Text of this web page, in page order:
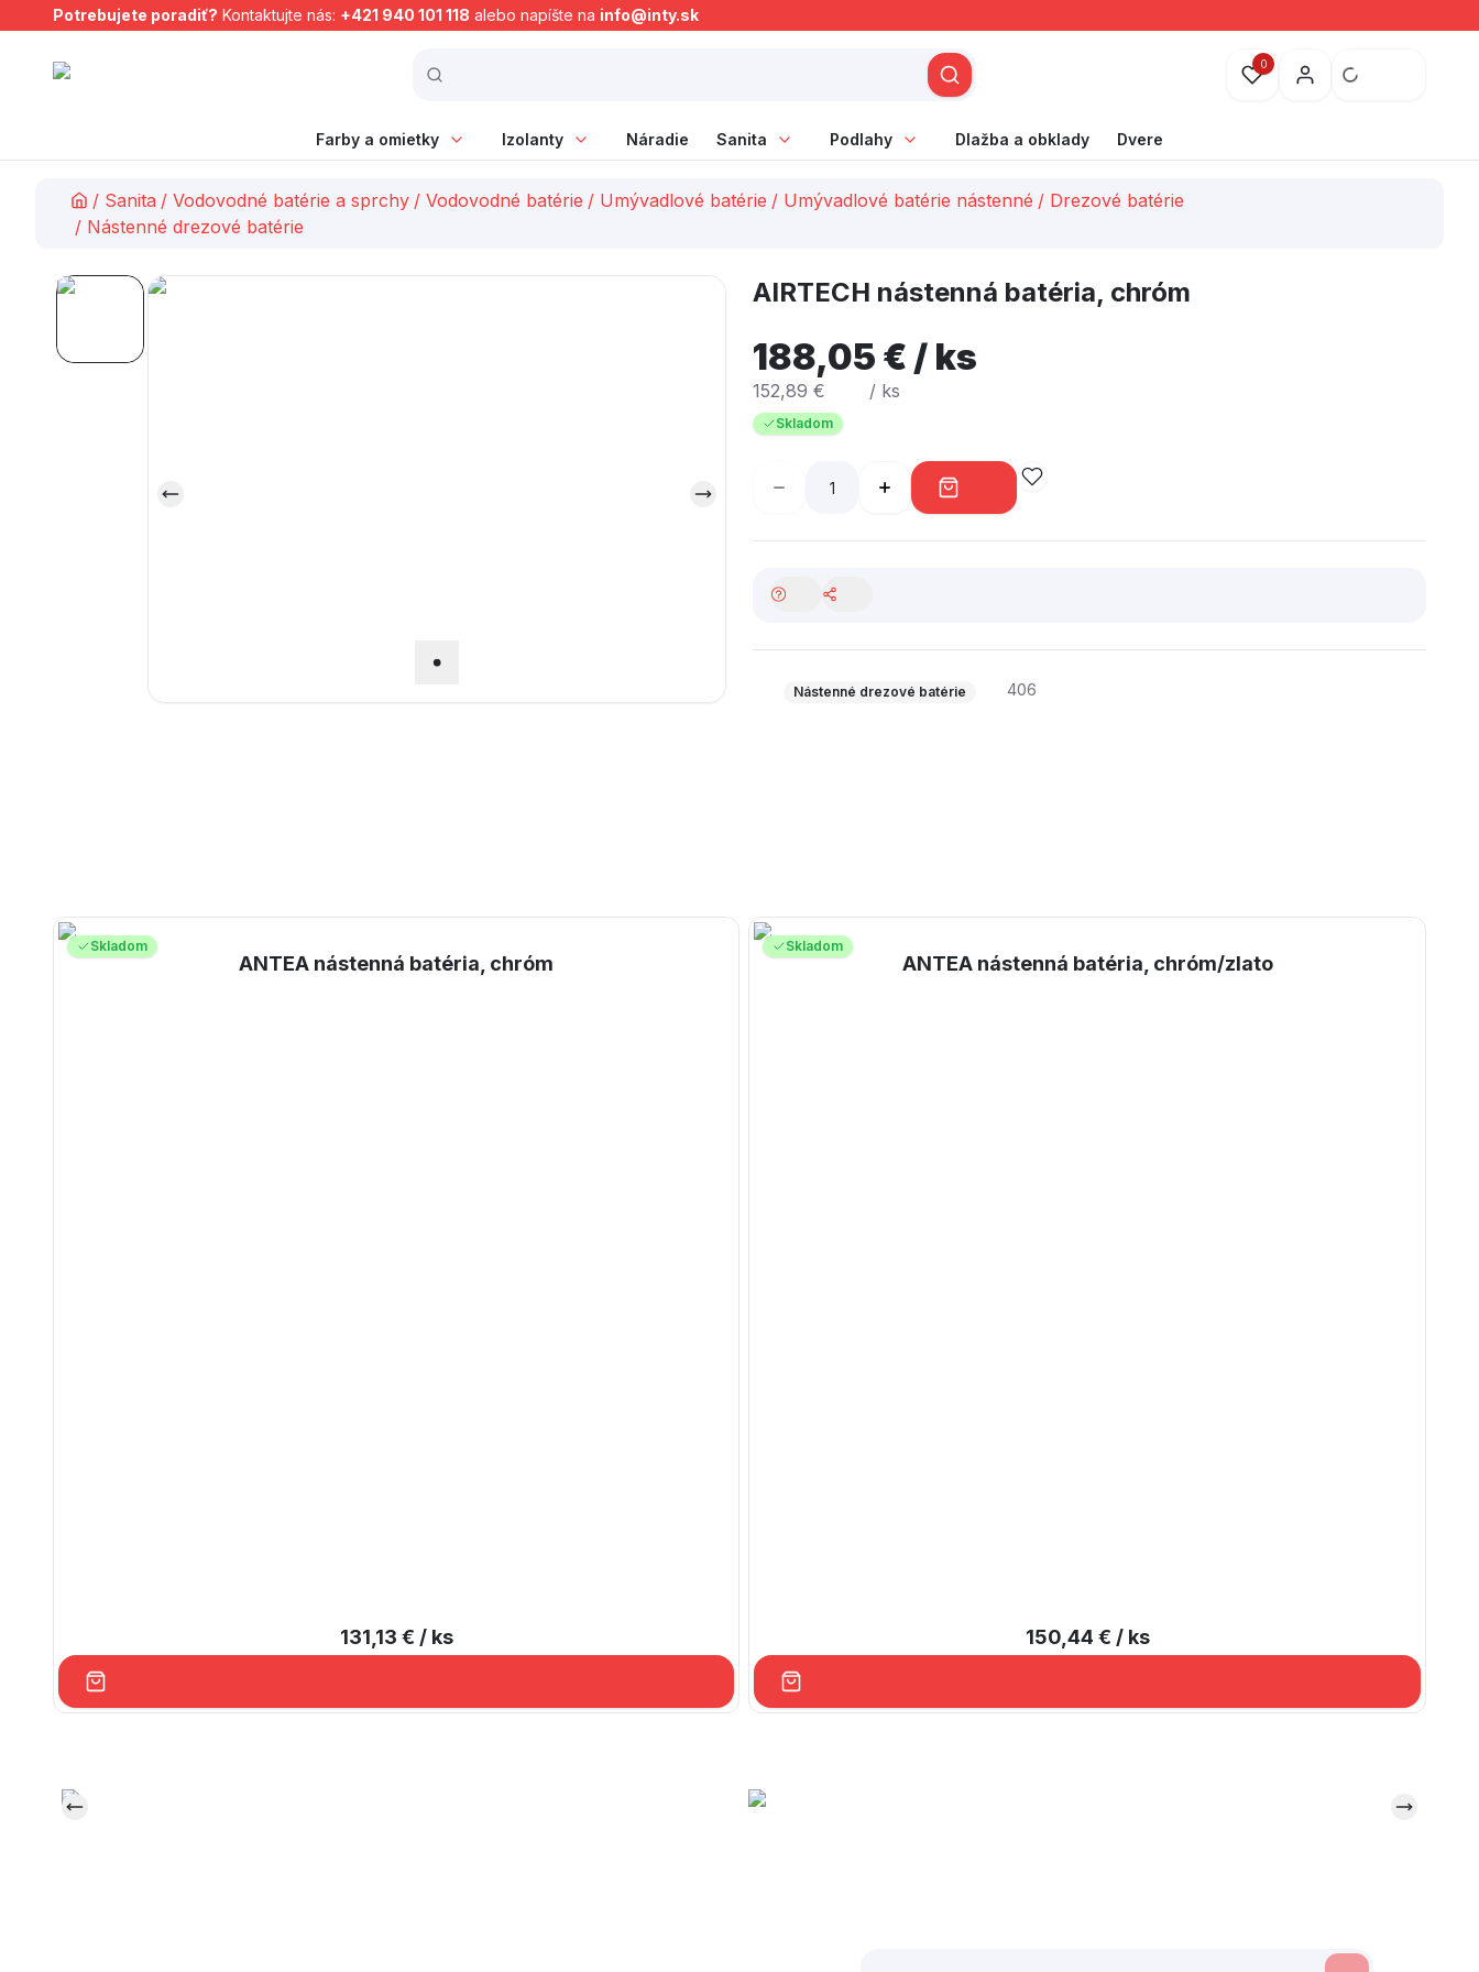
Potrebujete poradiť? Kontaktujte nás: +421 940 101 118 alebo napíšte na info@inty.sk
0
Farby a omietky Izolanty Náradie Sanita Podlahy Dlažba a obklady Dvere
/ Sanita / Vodovodné batérie a sprchy / Vodovodné batérie / Umývadlové batérie / Umývadlové batérie nástenné / Drezové batérie
/ Nástenné drezové batérie
AIRTECH nástenná batéria, chróm
188,05 € / ks
152,89 € / ks
Skladom
Nástenné drezové batérie 406
Skladom
ANTEA nástenná batéria, chróm
131,13 € / ks
Skladom
ANTEA nástenná batéria, chróm/zlato
150,44 € / ks